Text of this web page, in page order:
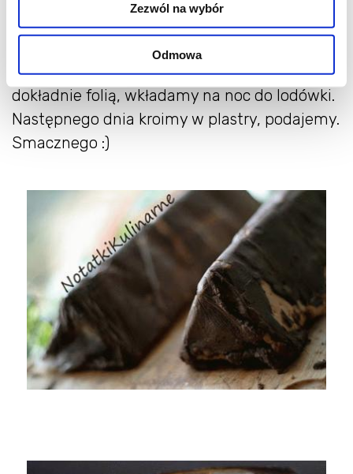
Zezwól na wybór
Odmowa
w 3 rzędach.
Na herbatniki wykładamy połowę jasnej
masy, składamy całość w trójkąt, zawijamy
dokładnie folią, wkładamy na noc do lodówki.
Następnego dnia kroimy w plastry, podajemy.
Smacznego :)